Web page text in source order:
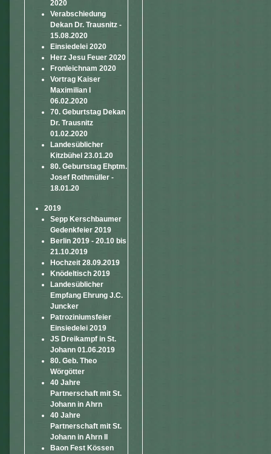
2020
Verabschiedung
Dekan Dr. Trausnitz -
15.08.2020
Einsiedelei 2020
Herz Jesu Feuer 2020
Fronleichnam 2020
Vortrag Kaiser
Maximilian I
06.02.2020
70. Geburtstag Dekan
Dr. Trausnitz
01.02.2020
Landesüblicher
Kitzbühel 23.01.20
80. Geburtstag Ehptm.
Josef Rothmüller -
18.01.20
2019
Sepp Kerschbaumer
Gedenkfeier 2019
Berlin 2019 - 20.10 bis
21.10.2019
Hochzeit 28.09.2019
Knödeltisch 2019
Landesüblicher
Empfang Ehrung J.C.
Juncker
Patroziniumsfeier
Einsiedelei 2019
JS Dreikampf in St.
Johann 01.06.2019
80. Geb. Theo
Wörgötter
40 Jahre
Partnerschaft mit St.
Johann in Ahrn
40 Jahre
Partnerschaft mit St.
Johann in Ahrn II
Baon Fest Kössen